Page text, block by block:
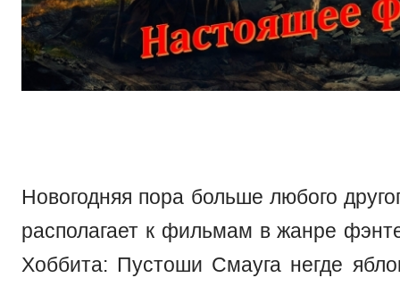
Новогодняя пора больше любого
располагает к фильмам в жанре
Хоббита: Пустоши Смауга негде